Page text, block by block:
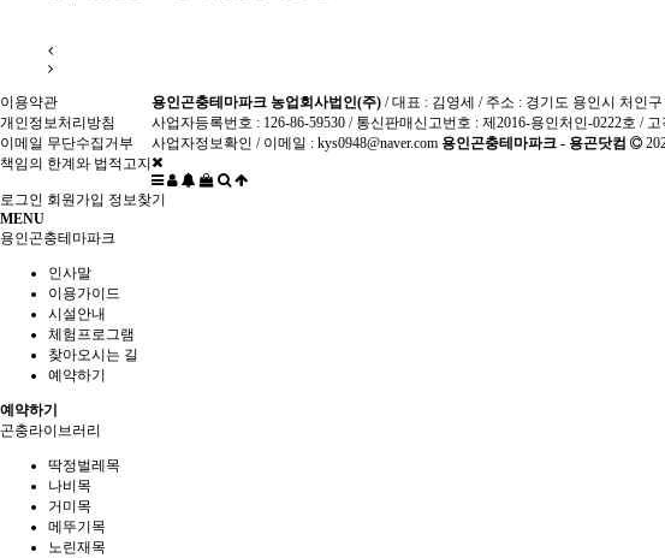
이용약관
개인정보처리방침
이메일 무단수집거부
책임의 한계와 법적고지
용인곤충테마파크 농업회사법인(주) / 대표 : 김영세 / 주소 : 경기도 용인시 처인
사업자등록번호 : 126-86-59530 / 통신판매신고번호 : 제2016-용인처인-0222호 /
사업자정보확인 / 이메일 : kys0948@naver.com 용인곤충테마파크 - 용곤닷컴
로그인 회원가입 정보찾기
MENU
용인곤충테마파크
인사말
이용가이드
시설안내
체험프로그램
찾아오시는 길
예약하기
예약하기
곤충라이브러리
딱정벌레목
나비목
거미목
메뚜기목
노린재목